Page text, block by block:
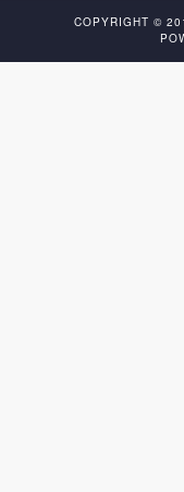
COPYRIGHT ©